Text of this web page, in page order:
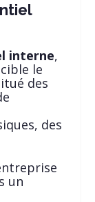
interne,
le
des
des
un